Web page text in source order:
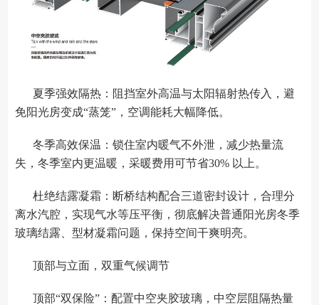
夏季强效隔热：阻挡室外高温与太阳辐射热传入，避
免阳光房变成“蒸笼”，空调能耗大幅降低。
冬季高效保温：锁住室内暖气不外泄，减少热量流
失，冬季室内更温暖，采暖费用可节省30% 以上。
杜绝结露凝霜：断桥结构配合三道密封设计，合理分
离水汽腔，实现气水等压平衡，彻底解决普通阳光房冬季
玻璃结露、型材凝霜问题，保持空间干爽明亮。
顶部与立面，双重气候调节
顶部“双保险”：配置中空夹胶玻璃，中空层阻隔热量